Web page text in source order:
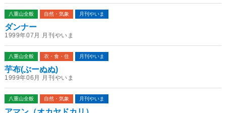
八重山全般 自然・気象 月刊やいま
ダンナー
1999年07月 月刊やいま
八重山全般 衣・食・住 月刊やいま
芋布(ぶーぬぬ)
1999年06月 月刊やいま
八重山全般 自然・気象 月刊やいま